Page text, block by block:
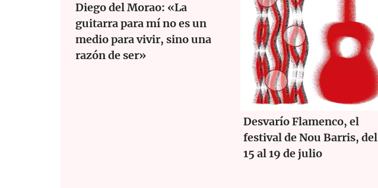
Diego del Morao: «La
guitarra para mí no es un
medio para vivir, sino una
razón de ser»
Desvarío Flamenco, el
festival de Nou Barris, del
15 al 19 de julio